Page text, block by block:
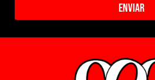
Enviar